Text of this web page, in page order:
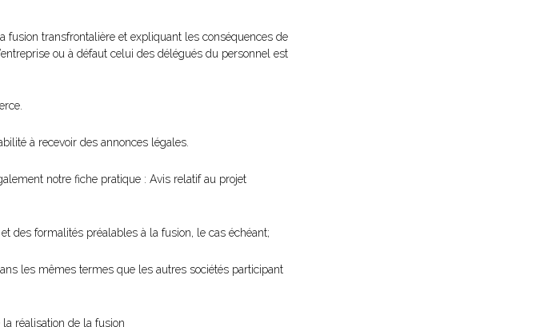
transfrontalière et expliquant les conséquences de
ou à défaut celui des délégués du personnel est
à recevoir des annonces légales.
notre fiche pratique : Avis relatif au projet
des formalités préalables à la fusion, le cas échéant;
les mêmes termes que les autres sociétés participant
réalisation de la fusion